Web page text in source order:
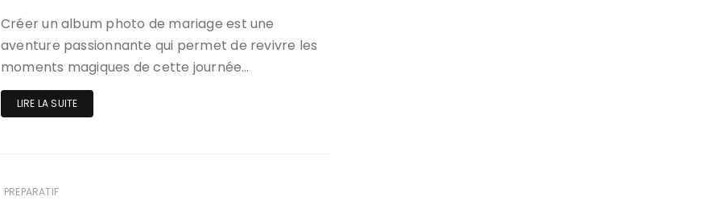
Créer un album photo de mariage est une
aventure passionnante qui permet de revivre les
moments magiques de cette journée…
LIRE LA SUITE
PREPARATIF